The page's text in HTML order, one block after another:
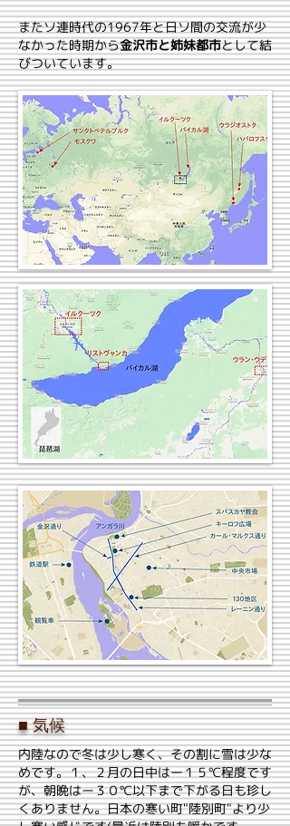
またソ連時代の1967年と日ソ間の交流が少
なかった時期から金沢市と姉妹都市として結
びついています。
■ 気候
内陸なので冬は少し寒く、その割に雪は少な
めです。１、２月の日中はー１５℃程度です
が、朝晩はー３０℃以下まで下がる日も珍し
くありません。日本の寒い町"陸別町"より少